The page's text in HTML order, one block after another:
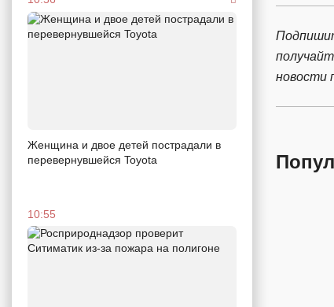
Женщина и двое детей пострадали в
перевернувшейся Toyota
10:55
новости